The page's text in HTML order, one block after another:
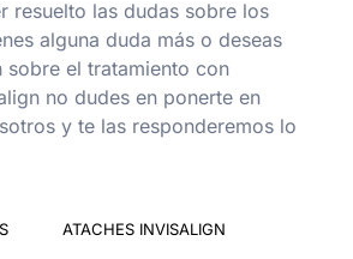
resuelto las dudas sobre los
alguna duda más o deseas
sobre el tratamiento con
no dudes en ponerte en
y te las responderemos lo
ATACHES INVISALIGN